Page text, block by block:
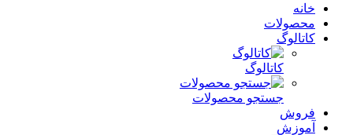
خانه
محصولات
کاتالوگ
کاتالوگ
جستجو محصولات
فروش
آموزش